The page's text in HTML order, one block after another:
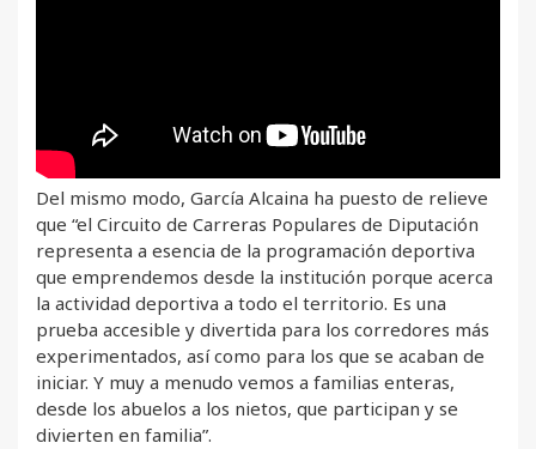
Del mismo modo, García Alcaina ha puesto de relieve
que “el Circuito de Carreras Populares de Diputación
representa a esencia de la programación deportiva
que emprendemos desde la institución porque acerca
la actividad deportiva a todo el territorio. Es una
prueba accesible y divertida para los corredores más
experimentados, así como para los que se acaban de
iniciar. Y muy a menudo vemos a familias enteras,
desde los abuelos a los nietos, que participan y se
divierten en familia”.